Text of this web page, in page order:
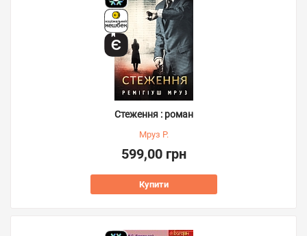
Стеження : роман
Мруз Р.
599,00 грн
Купити